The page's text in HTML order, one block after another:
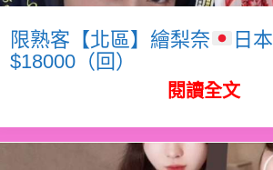
限熟客【北區】繪梨奈
日本
$18000（回）
閱讀全文